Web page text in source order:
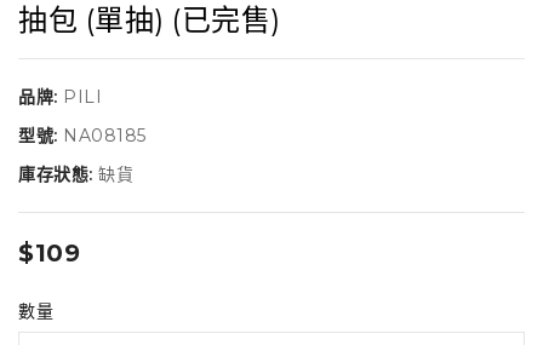
抽包 (單抽) (已完售)
品牌: PILI
型號: NA08185
庫存狀態: 缺貨
$109
數量